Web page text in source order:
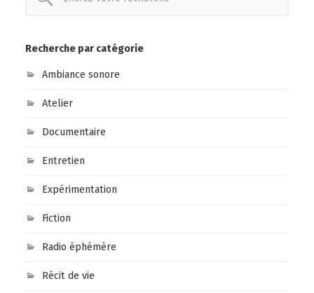
Recherche par catégorie
Ambiance sonore
Atelier
Documentaire
Entretien
Expérimentation
Fiction
Radio éphémère
Récit de vie